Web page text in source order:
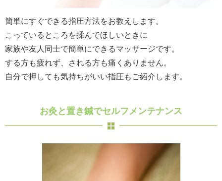
簡単にすぐできる指圧方法をお教えします。
こっているところを揉んでほしいときに
家族や友人同士で簡単にできるマッサージです。
する方も疲れず、される方も痛くありません。
自分で押しても気持ちがいい指圧もご紹介します。
お灸と置き鍼でセルフメンテナンス